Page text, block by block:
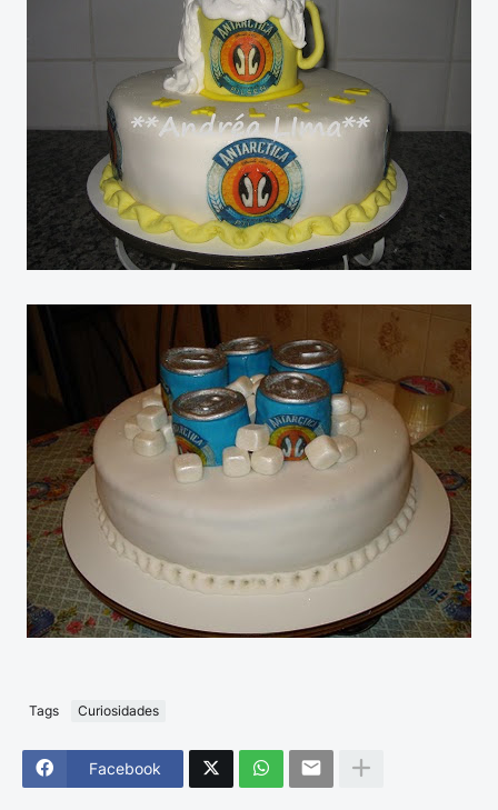
Tags Curiosidades
Facebook